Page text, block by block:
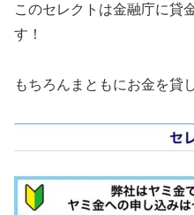
このセレクト は金融庁に貸
す！
もちろんまともにお金を貸